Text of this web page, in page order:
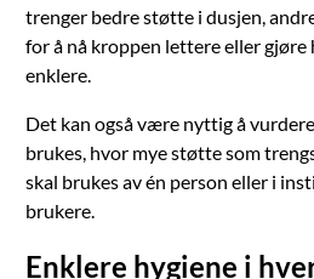
trenger bedre støtte i dusjen,
for å nå kroppen lettere eller gjøre
enklere.
Det kan også være nyttig å
brukes, hvor mye støtte som
skal brukes av én person eller i
brukere.
Enklere hygiene i